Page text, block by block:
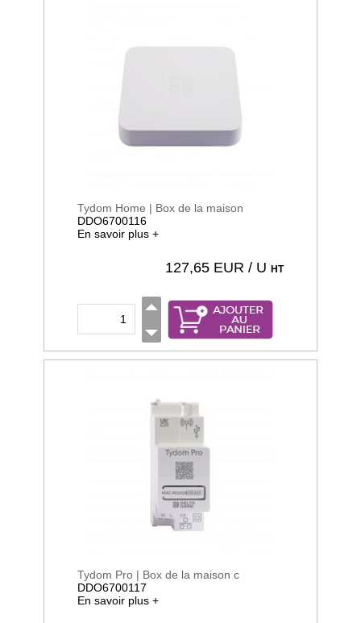
Tydom Home | Box de la maison
DDO6700116
En savoir plus +
127,65 EUR / U HT
Tydom Pro | Box de la maison c
DDO6700117
En savoir plus +